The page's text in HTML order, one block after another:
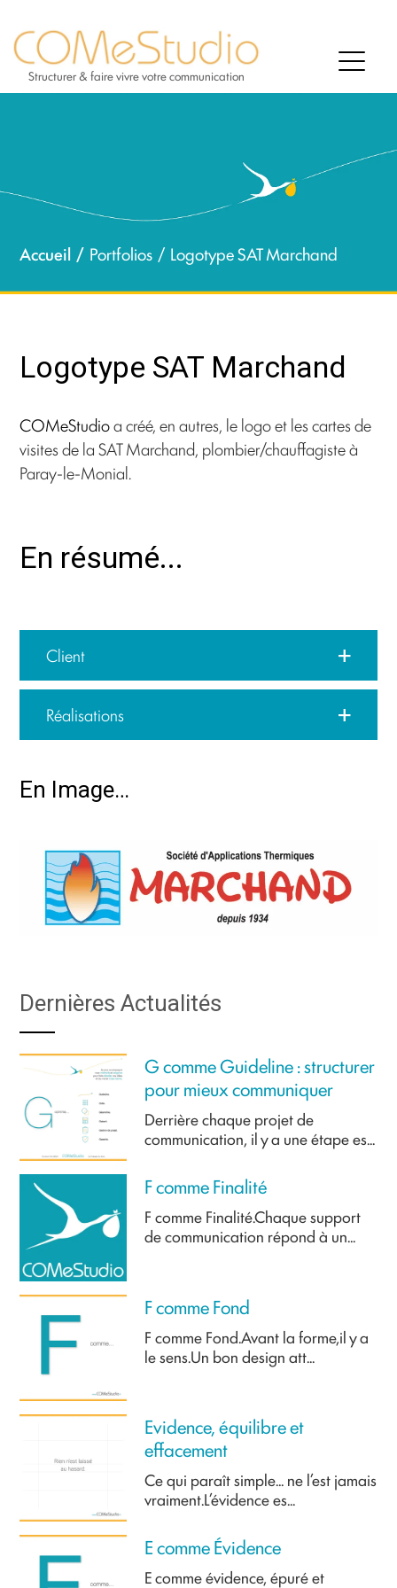
Structurer & faire vivre votre communication
Accueil Portfolios Logotype SAT Marchand
Logotype SAT Marchand
COMeStudioa créé, en autres, le logo et les cartes de
visites de la SAT Marchand, plombier/chauffagiste à
Paray-le-Monial.
En résumé...
Client
Réalisations
En Image…
Dernières Actualités
G comme Guideline : structurer
pour mieux communiquer
Derrière chaque projet de
communication, il y a une étape es...
F comme Finalité
F comme Finalité.Chaque support
de communication répond à un...
F comme Fond
F comme Fond.Avant la forme,il y a
le sens.Un bon design att...
Evidence, équilibre et
effacement
Ce qui paraît simple… ne l’est jamais
vraiment.L’évidence es...
E comme Évidence
E comme évidence, épuré et